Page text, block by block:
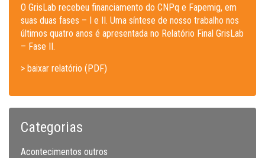
O GrisLab recebeu financiamento do CNPq e Fapemig, em
suas duas fases – I e II. Uma síntese de nosso trabalho nos
últimos quatro anos é apresentada no Relatório Final GrisLab
– Fase II.
> baixar relatório (PDF)
Categorias
Acontecimentos outros